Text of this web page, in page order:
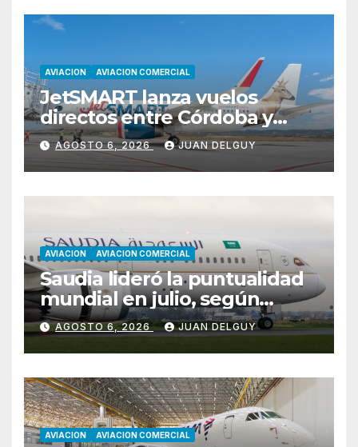
AVIACION AVIACION COMERCIAL
JetSMART lanza vuelos
directos entre Córdoba y
Florianópolis
AGOSTO 6, 2026 JUAN DELGUY
AVIACION AVIACION COMERCIAL
Saudia lideró la puntualidad
mundial en julio, según
Cirium
AGOSTO 6, 2026 JUAN DELGUY
AVIACION AVIACION COMERCIAL